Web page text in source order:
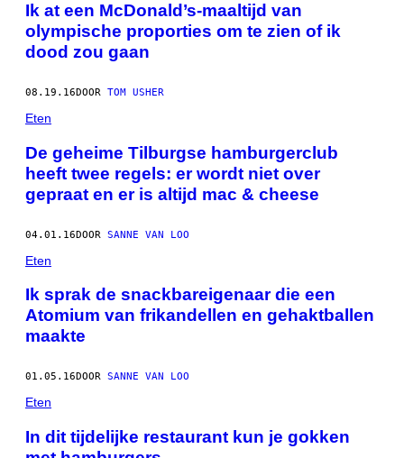
Ik at een McDonald’s-maaltijd van
olympische proporties om te zien of ik
dood zou gaan
08.19.16DOOR TOM USHER
Eten
De geheime Tilburgse hamburgerclub
heeft twee regels: er wordt niet over
gepraat en er is altijd mac & cheese
04.01.16DOOR SANNE VAN LOO
Eten
Ik sprak de snackbareigenaar die een
Atomium van frikandellen en gehaktballen
maakte
01.05.16DOOR SANNE VAN LOO
Eten
In dit tijdelijke restaurant kun je gokken